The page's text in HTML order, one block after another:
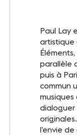
ESPACE GRAND
Agenda
Billetterie
Actualités
Paul Lay
artistique
parallèle
puis à
commun
musiques
dialoguer
l’envie